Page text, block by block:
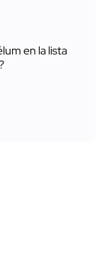
en la lista